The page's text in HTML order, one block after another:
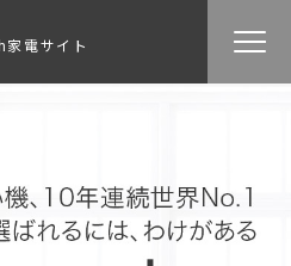
電サイト